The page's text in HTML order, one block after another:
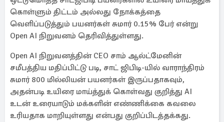
கொள்ளும் திட்டம் அல்லது நோக்கத்தை
வெளிப்படுத்தும் பயனர்கள் சுமார் 0.15% பேர் என்று
Open AI நிறுவனம் தெரிவித்துள்ளது.
Open AI நிறுவனத்தின் CEO சாம் ஆல்ட்மேனின்
சமீபத்திய மதிப்பிட்டு படி, சாட் ஜிபிடி-யில் வாராந்திரம்
சுமார் 800 மில்லியன் பயனர்கள் இருப்பதாகவும்,
அதன்படி உயிரை மாய்த்துக் கொள்வது குறித்து AI
உடன் உரையாடும் மக்களின் எண்ணிக்கை கவலை
உரியதாக மாறியுள்ளது என்பது குறிப்பிடத்தக்கது.